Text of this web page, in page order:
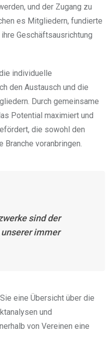
und der Zugang zu
es Mitgliedern, fundierte
Geschäftsausrichtung
individuelle
den Austausch und die
Durch gemeinsame
Potential maximiert und
die sowohl den
Branche voranbringen.
sind der
immer
eine Übersicht über die
und
von Vereinen eine